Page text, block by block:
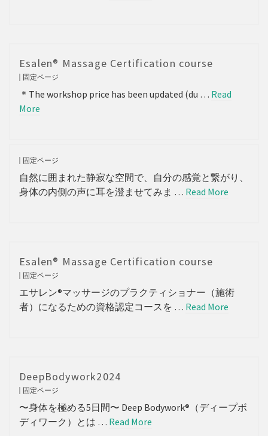
Esalen® Massage Certification course
固定ページ
＊The workshop price has been updated (du … Read
More
固定ページ
自然に囲まれた静寂な空間で、自分の感覚と繋がり、
身体の内側の声に耳を澄ませてみま … Read More
Esalen® Massage Certification course
固定ページ
エサレン®︎マッサージのプラクティショナー（施術
者）になるための資格認定コースを … Read More
DeepBodywork2024
固定ページ
〜身体を極める5日間〜 Deep Bodywork®（ディープボ
ディワーク）とは … Read More